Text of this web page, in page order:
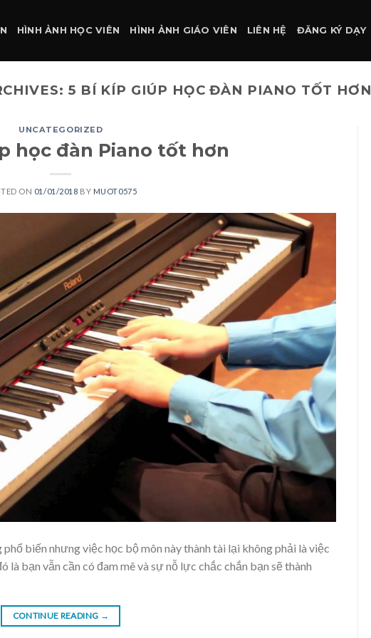
HÌNH ẢNH HỌC VIÊN HÌNH ẢNH GIÁO VIÊN LIÊN HỆ ĐĂNG KÝ DẠY
5 BÍ KÍP GIÚP HỌC ĐÀN PIANO TỐT HƠN
UNCATEGORIZED
học đàn Piano tốt hơn
ON 01/01/2018 BY MUOT0575
biến nhưng việc học bộ môn này thành tài lại không phải là việc
là bạn vẫn cần có đam mê và sự nỗ lực chắc chắn bạn sẽ thành
CONTINUE READING →